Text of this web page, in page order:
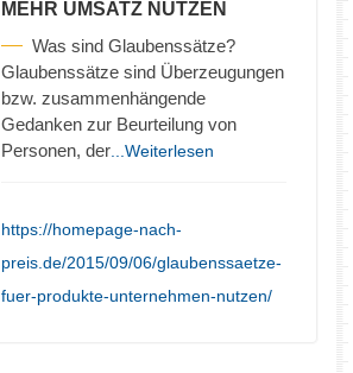
MEHR UMSATZ NUTZEN
Was sind Glaubenssätze?
Glaubenssätze sind Überzeugungen
bzw. zusammenhängende
Gedanken zur Beurteilung von
Personen, der ...Weiterlesen
https://homepage-nach-
preis.de/2015/09/06/glaubenssaetze-
fuer-produkte-unternehmen-nutzen/